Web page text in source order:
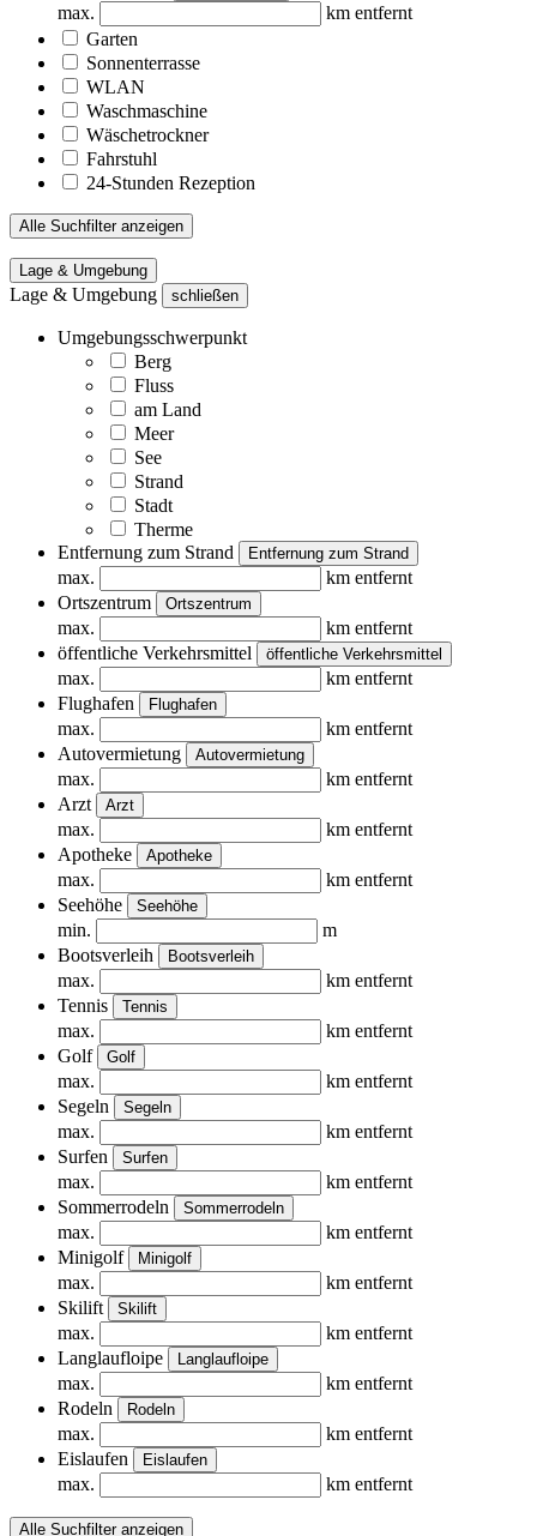
max.
km entfernt
Garten
Sonnenterrasse
WLAN
Waschmaschine
Wäschetrockner
Fahrstuhl
24-Stunden Rezeption
Alle Suchfilter anzeigen
Lage & Umgebung
Lage & Umgebung schließen
Umgebungsschwerpunkt
Berg
Fluss
am Land
Meer
See
Strand
Stadt
Therme
Entfernung zum Strand
Entfernung zum Strand
max.
km entfernt
Ortszentrum
Ortszentrum
max.
km entfernt
öffentliche Verkehrsmittel
öffentliche Verkehrsmittel
max.
km entfernt
Flughafen
Flughafen
max.
km entfernt
Autovermietung
Autovermietung
max.
km entfernt
Arzt
Arzt
max.
km entfernt
Apotheke
Apotheke
max.
km entfernt
Seehöhe
Seehöhe
min.
m
Bootsverleih
Bootsverleih
max.
km entfernt
Tennis
Tennis
max.
km entfernt
Golf
Golf
max.
km entfernt
Segeln
Segeln
max.
km entfernt
Surfen
Surfen
max.
km entfernt
Sommerrodeln
Sommerrodeln
max.
km entfernt
Minigolf
Minigolf
max.
km entfernt
Skilift
Skilift
max.
km entfernt
Langlaufloipe
Langlaufloipe
max.
km entfernt
Rodeln
Rodeln
max.
km entfernt
Eislaufen
Eislaufen
max. km entfernt
Alle Suchfilter anzeigen